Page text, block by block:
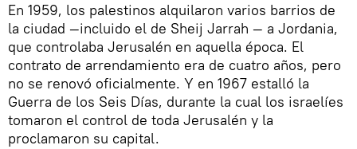
En 1959, los palestinos alquilaron varios barrios de
la ciudad —incluido el de Sheij Jarrah — a Jordania,
que controlaba Jerusalén en aquella época. El
contrato de arrendamiento era de cuatro años, pero
no se renovó oficialmente. Y en 1967 estalló la
Guerra de los Seis Días, durante la cual los israelíes
tomaron el control de toda Jerusalén y la
proclamaron su capital.